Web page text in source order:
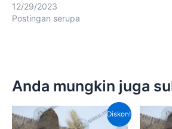
12/29/2023
Postingan serupa
Anda mungkin juga
Diskon!
Harga
aslinya
Harga
saat